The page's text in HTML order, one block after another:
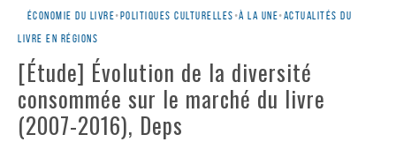
Économie du livre•Politiques culturelles •À la une•Actualités du
livre en régions
[Étude] Évolution de la diversité
consommée sur le marché du livre
(2007-2016), Deps